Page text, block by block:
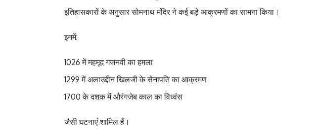
इतिहासकारों के अनुसार सोमनाथ मंदिर ने कई बड़े आक्रमणों का सामना किया।
इनमें:
1026 में महमूद गजनवी का हमला
1299 में अलाउद्दीन खिलजी के सेनापति का आक्रमण
1700 के दशक में औरंगजेब काल का विध्वंस
जैसी घटनाएं शामिल हैं।